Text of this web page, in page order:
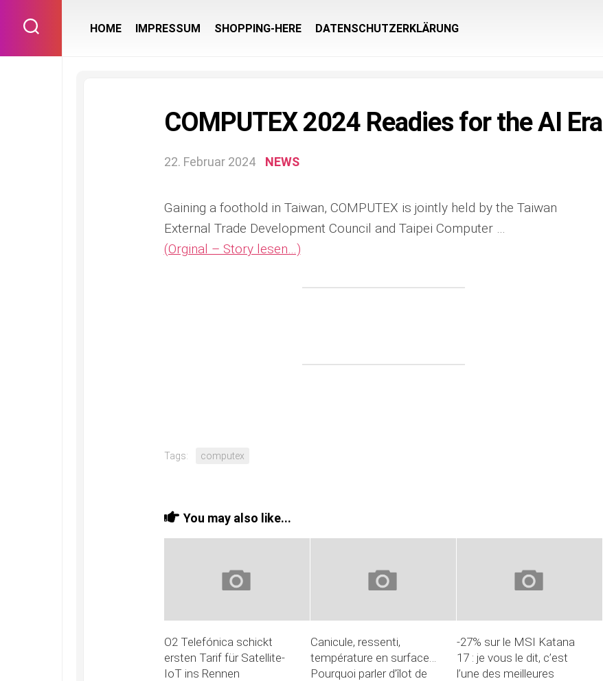
content
HOME IMPRESSUM SHOPPING-HERE DATENSCHUTZERKLÄRUNG
COMPUTEX 2024 Readies for the AI Era
22. Februar 2024 NEWS
Gaining a foothold in Taiwan, COMPUTEX is jointly held by the Taiwan
External Trade Development Council and Taipei Computer …
(Orginal – Story lesen…)
Tags: computex
You may also like...
O2 Telefónica schickt
ersten Tarif für Satellite-
IoT ins Rennen
Canicule, ressenti,
température en surface…
Pourquoi parler d’îlot de
-27% sur le MSI Katana
17 : je vous le dit, c’est
l’une des meilleures